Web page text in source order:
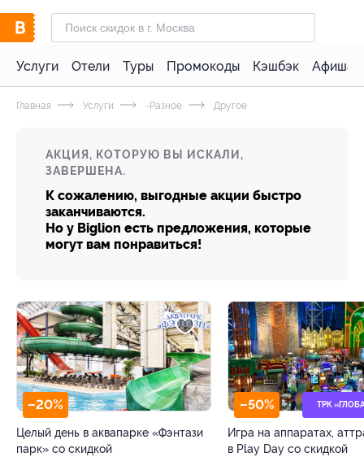
Услуги Отели Туры Промокоды Кэшбэк Афиша
Главная Услуги -Разное Другое
АКЦИЯ, КОТОРУЮ ВЫ ИСКАЛИ,
ЗАВЕРШЕНА.
К сожалению, выгодные акции быстро
заканчиваются.
Но у Biglion есть предложения, которые
могут вам понравиться!
–20%
Целый день в аквапарке «Фэнтази
парк» со скидкой
–50% ТРК
Игра на аппаратах,
в Play Day со скидкой